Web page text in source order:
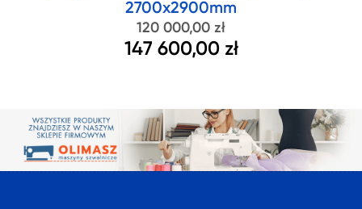
2700x2900mm
120 000,00 zł
147 600,00 zł